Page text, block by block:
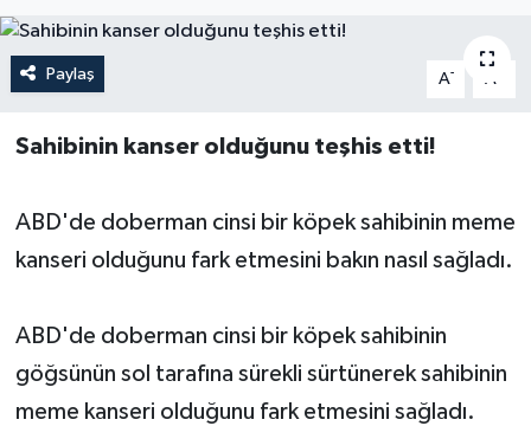
Paylaş A- A
Sahibinin kanser olduğunu teşhis etti!
ABD'de doberman cinsi bir köpek sahibinin meme
kanseri olduğunu fark etmesini bakın nasıl sağladı.
ABD'de doberman cinsi bir köpek sahibinin
göğsünün sol tarafına sürekli sürtünerek sahibinin
meme kanseri olduğunu fark etmesini sağladı.